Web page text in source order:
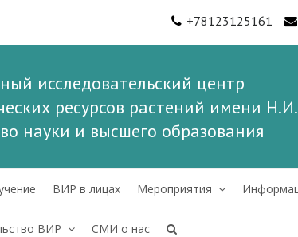
+78123125161
исследовательский центр
ресурсов растений имени
науки и высшего образования
ВИР в лицах Мероприятия
ВИР СМИ о нас